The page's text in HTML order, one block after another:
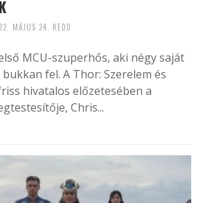
MÁJUS 24. KEDD
MCU-szuperhős, aki négy saját
fel. A Thor: Szerelem és
hivatalos előzetesében a
Chris...